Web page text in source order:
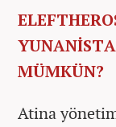
MÜMKÜN?
Atina